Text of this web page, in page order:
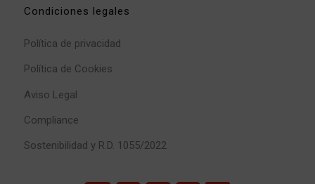
Condiciones legales
Política de privacidad
Política de Cookies
Aviso Legal
Compliance
Sostenibilidad y R.D. 1055/2022